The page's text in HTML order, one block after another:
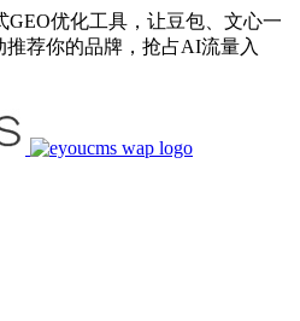
GEO优化工具，让豆包、文心一
推荐你的品牌，抢占AI流量入